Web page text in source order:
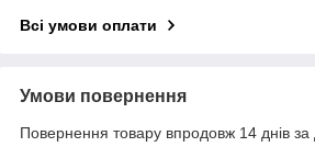
Всі умови оплати
Умови повернення
Повернення товару впродовж 14 днів за